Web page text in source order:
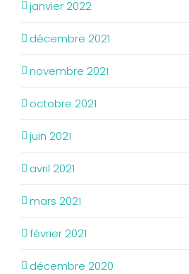
janvier 2022
décembre 2021
novembre 2021
octobre 2021
juin 2021
avril 2021
mars 2021
février 2021
décembre 2020